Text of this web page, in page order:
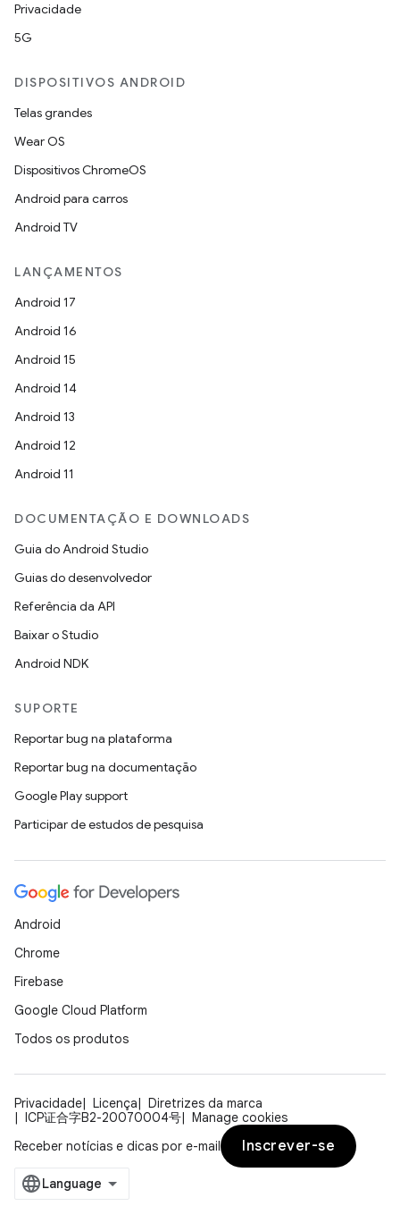
Privacidade
5G
DISPOSITIVOS ANDROID
Telas grandes
Wear OS
Dispositivos ChromeOS
Android para carros
Android TV
LANÇAMENTOS
Android 17
Android 16
Android 15
Android 14
Android 13
Android 12
Android 11
DOCUMENTAÇÃO E DOWNLOADS
Guia do Android Studio
Guias do desenvolvedor
Referência da API
Baixar o Studio
Android NDK
SUPORTE
Reportar bug na plataforma
Reportar bug na documentação
Google Play support
Participar de estudos de pesquisa
Android
Chrome
Firebase
Google Cloud Platform
Todos os produtos
Privacidade Licença
Diretrizes da marca
ICP证合字B2-20070004号
Manage cookies
Receber notícias e dicas por e-mail
Inscrever-se